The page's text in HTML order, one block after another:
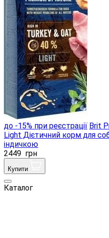
до -15% при реєстрації Brit
Light Дієтичний корм для
індичкою
2449 грн
Купити
Каталог